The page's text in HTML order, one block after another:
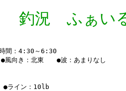
釣況 ふぁい
間：4:30～6:30
向き：北東　　●波：あまりなし
ライン：10lb